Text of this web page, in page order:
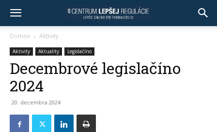
Domov Aktivity
Aktivity Aktuality Legislačíno
Decembrové legislačíno
2024
20. decembra 2024